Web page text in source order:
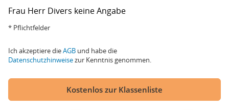
Frau Herr Divers keine Angabe
* Pflichtfelder
Ich akzeptiere dieAGB und habe die
Datenschutzhinweisezur Kenntnis genommen.
Kostenlos zur Klassenliste